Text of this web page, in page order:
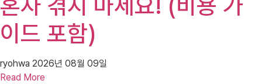
혼자 겪지 마세요! (비용 가
이드 포함)
ryohwa 2026년 08월 09일
Read More